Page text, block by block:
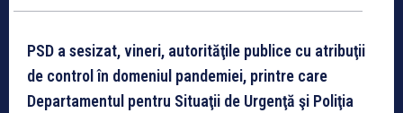
PSD a sesizat, vineri, autorităţile publice cu atribuţii
de control în domeniul pandemiei, printre care
Departamentul pentru Situaţii de Urgenţă şi Poliţia